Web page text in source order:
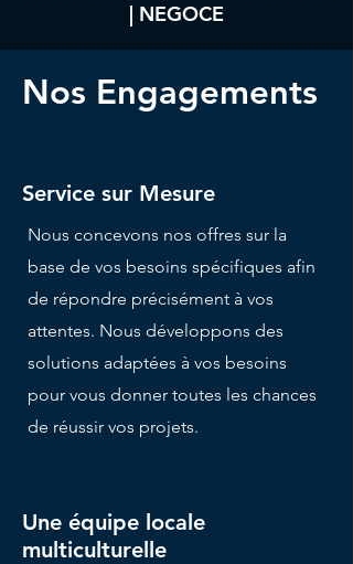
| NEGOCE
Nos Engagements
Service sur Mesure
Nous concevons nos offres sur la
base de vos besoins spécifiques afin
de répondre précisément à vos
attentes. Nous développons des
solutions adaptées à vos besoins
pour vous donner toutes les chances
de réussir vos projets.
Une équipe locale
multiculturelle